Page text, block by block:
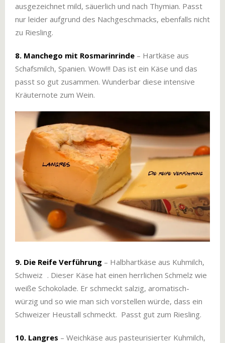
ausgezeichnet mild, säuerlich und nach Thymian. Passt
nur leider aufgrund des Nachgeschmacks, ebenfalls nicht
zu Riesling.
8. Manchego mit Rosmarinrinde – Hartkäse aus
Schafsmilch, Spanien. Wow!!! Das ist ein Käse und das
passt so gut zusammen. Wunderbar diese intensive
Kräuternote zum Wein.
9. Die Reife Verführung – Halbhartkäse aus Kuhmilch,
Schweiz . Dieser Käse hat einen herrlichen Schmelz wie
weiße Schokolade. Er schmeckt salzig, aromatisch-
würzig und so wie man sich vorstellen würde, dass ein
Schweizer Heustall schmeckt. Passt gut zum Riesling.
10. Langres – Weichkäse aus pasteurisierter Kuhmilch,